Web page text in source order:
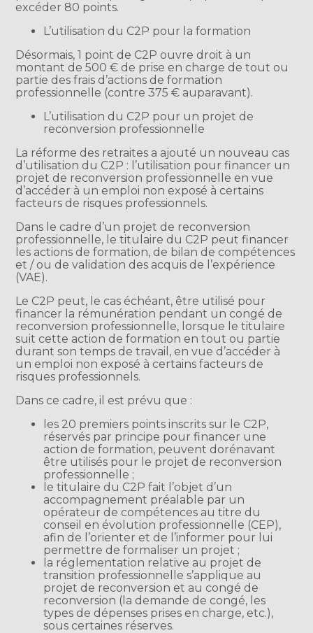
excéder 80 points.
L’utilisation du C2P pour la formation
Désormais, 1 point de C2P ouvre droit à un
montant de 500 € de prise en charge de tout ou
partie des frais d’actions de formation
professionnelle (contre 375 € auparavant).
L’utilisation du C2P pour un projet de
reconversion professionnelle
La réforme des retraites a ajouté un nouveau cas
d’utilisation du C2P : l’utilisation pour financer un
projet de reconversion professionnelle en vue
d’accéder à un emploi non exposé à certains
facteurs de risques professionnels.
Dans le cadre d’un projet de reconversion
professionnelle, le titulaire du C2P peut financer
les actions de formation, de bilan de compétences
et / ou de validation des acquis de l’expérience
(VAE).
Le C2P peut, le cas échéant, être utilisé pour
financer la rémunération pendant un congé de
reconversion professionnelle, lorsque le titulaire
suit cette action de formation en tout ou partie
durant son temps de travail, en vue d’accéder à
un emploi non exposé à certains facteurs de
risques professionnels.
Dans ce cadre, il est prévu que :
les 20 premiers points inscrits sur le C2P,
réservés par principe pour financer une
action de formation, peuvent dorénavant
être utilisés pour le projet de reconversion
professionnelle ;
le titulaire du C2P fait l’objet d’un
accompagnement préalable par un
opérateur de compétences au titre du
conseil en évolution professionnelle (CEP),
afin de l’orienter et de l’informer pour lui
permettre de formaliser un projet ;
la réglementation relative au projet de
transition professionnelle s’applique au
projet de reconversion et au congé de
reconversion (la demande de congé, les
types de dépenses prises en charge, etc.),
sous certaines réserves.